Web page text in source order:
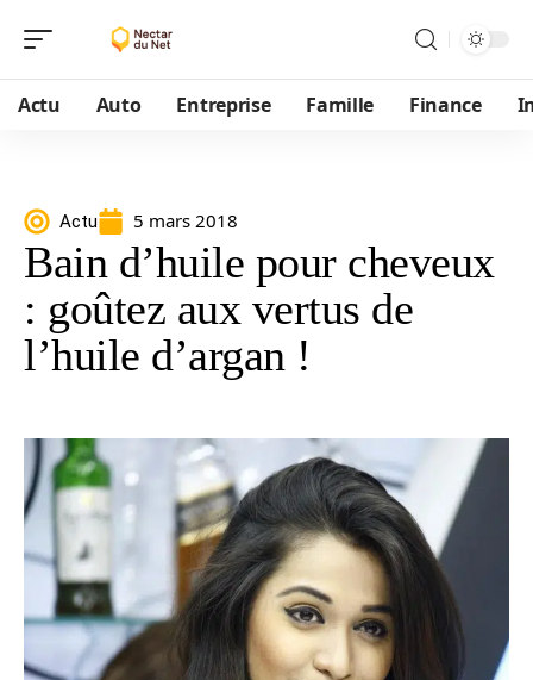
Actu Auto Entreprise Famille Finance
Actu 5 mars 2018
Bain d’huile pour cheveux
: goûtez aux vertus de
l’huile d’argan !